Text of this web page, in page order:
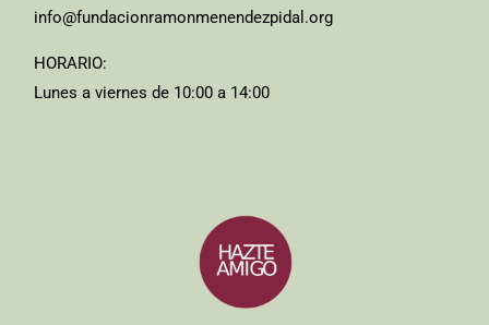
info@fundacionramonmenendezpidal.org
HORARIO:
Lunes a viernes de 10:00 a 14:00